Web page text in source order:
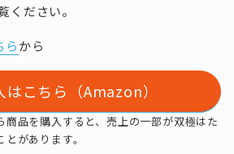
ください。
らから
はこちら（Amazon）
品を購入すると、売上の一部が双極はた
があります。